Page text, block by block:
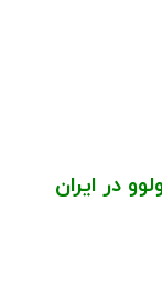
در ایران